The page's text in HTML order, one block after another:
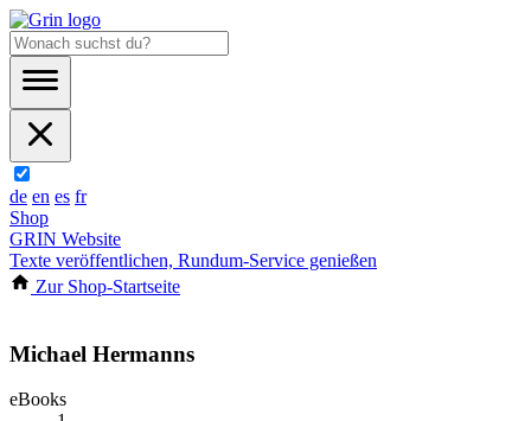
de en es fr
Shop
GRIN Website
Texte veröffentlichen, Rundum-Service genießen
Zur Shop-Startseite
Michael Hermanns
eBooks